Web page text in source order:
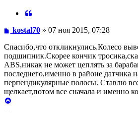
Сообщение
kostal70» 07 ноя 2015, 07:28
Спасибо,что откликнулись.Колесо
подшипник.Скорее кончик
ABS,никак не может цеплять за
последнего,именно в районе датчика
перпендикулярные полосы. Ставлю
щелкает,потом все сначала и именно